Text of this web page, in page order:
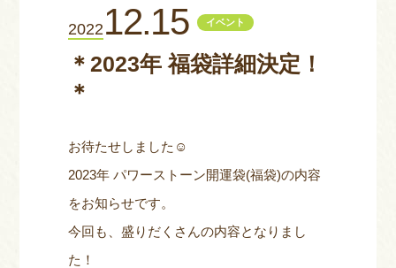
202212.15 イベント
＊2023年 福袋詳細決定！
＊
お待たせしました☺
2023年 パワーストーン開運袋(福袋)の内容
をお知らせです。
今回も、盛りだくさんの内容となりまし
た！